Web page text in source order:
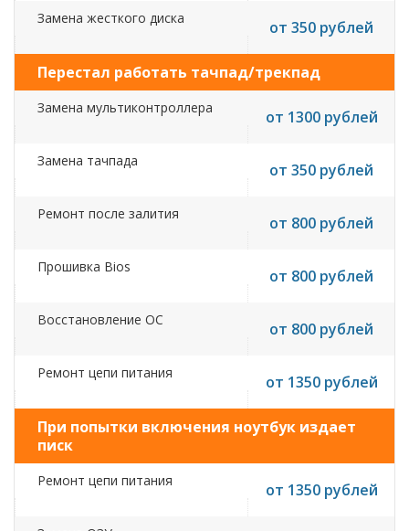
Замена жесткого диска от 350 рублей
Перестал работать тачпад/трекпад
Замена мультиконтроллера от 1300 рублей
Замена тачпада от 350 рублей
Ремонт после залития от 800 рублей
Прошивка Bios от 800 рублей
Восстановление ОС от 800 рублей
Ремонт цепи питания от 1350 рублей
При попытки включения ноутбук издает
писк
Ремонт цепи питания от 1350 рублей